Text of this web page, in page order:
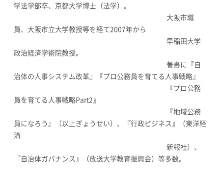
学法学部卒、京都大学博士（法学）。
大阪市職
員、大阪市立大学教授等を経て2007年から
早稲田大学
政治経済学術院教授。
著書に『自
治体の人事システム改革』『プロ公務員を育てる人事戦略』
『プロ公務
員を育てる人事戦略Part2』
『地域公務
員になろう』（以上ぎょうせい）、『行政ビジネス』（東洋経
済
新報社）、
『自治体ガバナンス』（放送大学教育振興会）等多数。